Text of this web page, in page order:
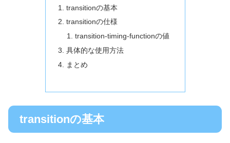
transitionの基本
transitionの仕様
transition-timing-functionの値
具体的な使用方法
まとめ
transitionの基本